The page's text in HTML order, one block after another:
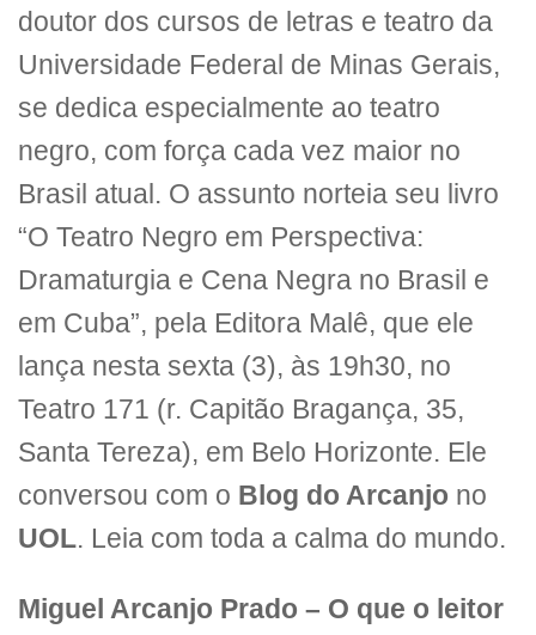
doutor dos cursos de letras e teatro da
Universidade Federal de Minas Gerais,
se dedica especialmente ao teatro
negro, com força cada vez maior no
Brasil atual. O assunto norteia seu livro
“O Teatro Negro em Perspectiva:
Dramaturgia e Cena Negra no Brasil e
em Cuba”, pela Editora Malê, que ele
lança nesta sexta (3), às 19h30, no
Teatro 171 (r. Capitão Bragança, 35,
Santa Tereza), em Belo Horizonte. Ele
conversou com o Blog do Arcanjo no
UOL. Leia com toda a calma do mundo.
Miguel Arcanjo Prado – O que o leitor